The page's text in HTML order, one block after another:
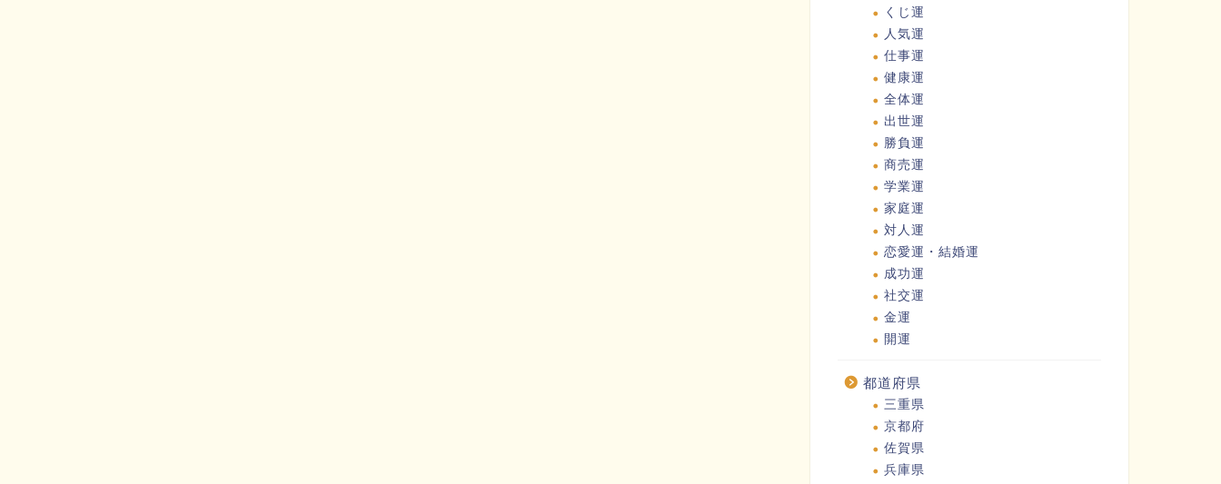
くじ運
人気運
仕事運
健康運
全体運
出世運
勝負運
商売運
学業運
家庭運
対人運
恋愛運・結婚運
成功運
社交運
金運
開運
都道府県
三重県
京都府
佐賀県
兵庫県